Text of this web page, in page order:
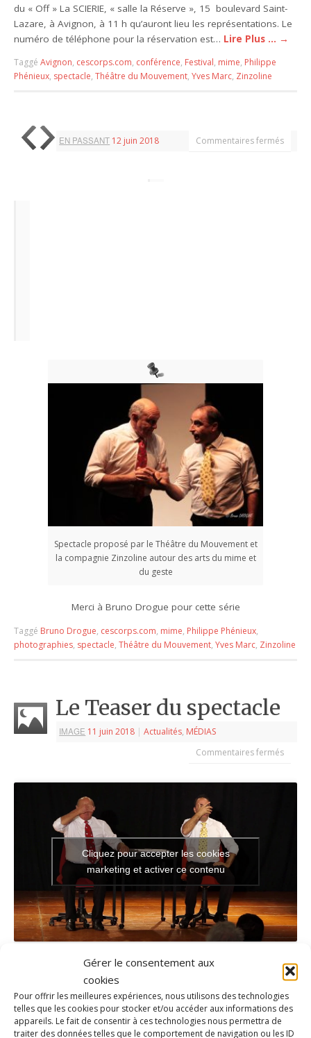
Gérer le consentement aux
cookies
Pour offrir les meilleures expériences, nous utilisons des technologies
telles que les cookies pour stocker et/ou accéder aux informations des
appareils. Le fait de consentir à ces technologies nous permettra de
traiter des données telles que le comportement de navigation ou les ID
du « Off » La SCIERIE, « salle la Réserve », 15 boulevard Saint-
Lazare, à Avignon, à 11 h qu’auront lieu les représentations. Le
numéro de téléphone pour la réservation est… Lire Plus … →
TaggéAvignon, cescorps.com, conférence, Festival, mime, Philippe
Phénieux, spectacle,Théâtre du Mouvement,Yves Marc, Zinzoline
EN PASSANT 12 juin 2018 Commentaires fermés
Spectacle proposé par le Théâtre du Mouvement et
la compagnie Zinzoline autour des arts du mime et
du geste
Merci à Bruno Drogue pour cette série
Taggé Bruno Drogue, cescorps.com, mime, Philippe Phénieux,
photographies, spectacle,Théâtre du Mouvement,Yves Marc, Zinzoline
Le Teaser du spectacle
IMAGE 11 juin 2018 | Actualités, MÉDIAS
Commentaires fermés
Cliquez pour accepter les cookies
marketing et activer ce contenu